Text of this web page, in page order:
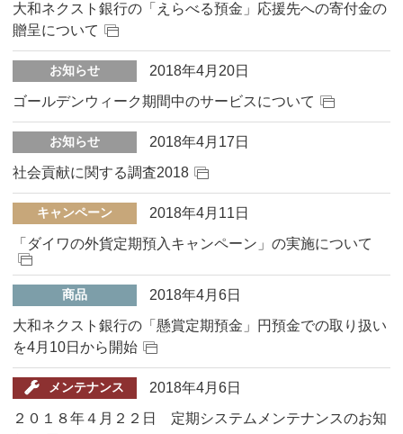
大和ネクスト銀行の「えらべる預金」応援先への寄付金の
贈呈について
お知らせ
2018年4月20日
ゴールデンウィーク期間中のサービスについて
お知らせ
2018年4月17日
社会貢献に関する調査2018
キャンペーン
2018年4月11日
「ダイワの外貨定期預入キャンペーン」の実施について
商品
2018年4月6日
大和ネクスト銀行の「懸賞定期預金」円預金での取り扱い
を4月10日から開始
メンテナンス
2018年4月6日
２０１８年４月２２日 定期システムメンテナンスのお知